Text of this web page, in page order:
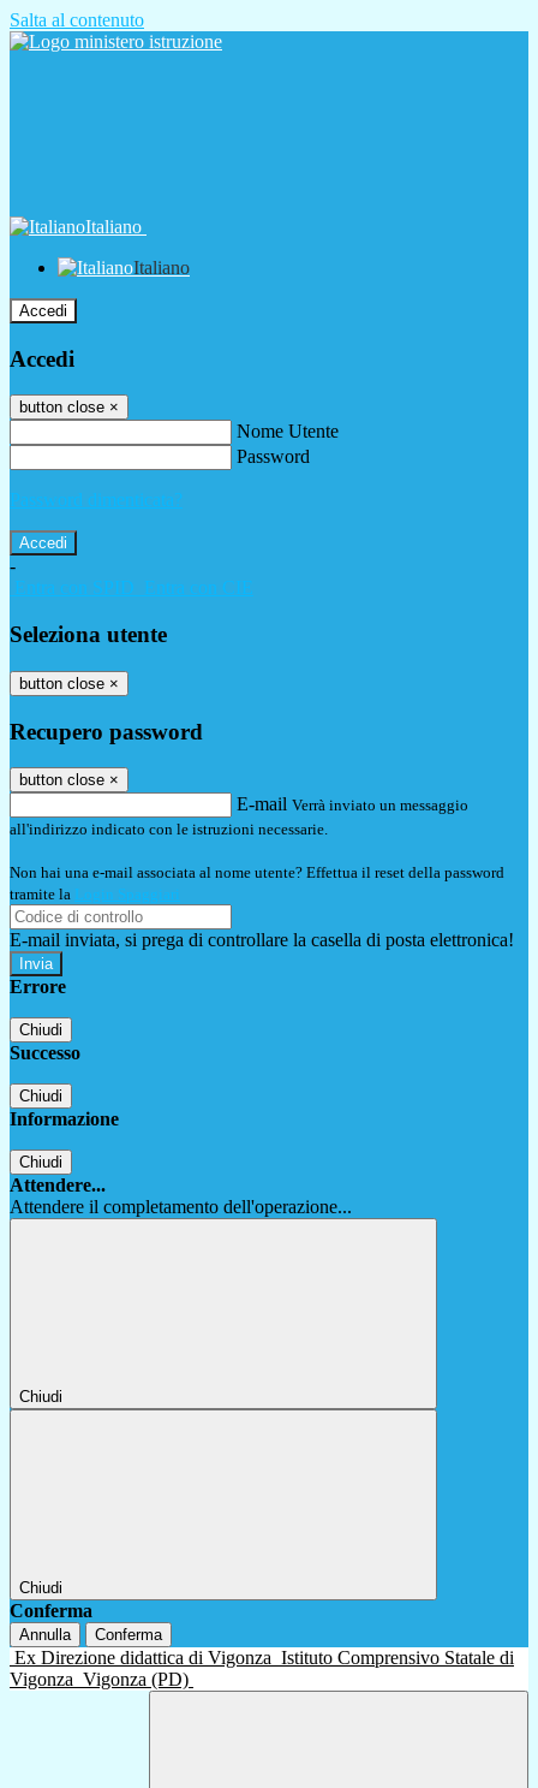
Salta al contenuto
Italiano
Italiano
Accedi
Accedi
button close ×
Nome Utente
Password
Password dimenticata?
-
Entra con SPID
Entra con CIE
Seleziona utente
button close ×
Recupero password
button close ×
E-mail Verrà inviato un messaggio
all'indirizzo indicato con le istruzioni necessarie.
Non hai una e-mail associata al nome utente? Effettua il reset della password
tramite la Login Spaggiari
E-mail inviata, si prega di controllare la casella di posta elettronica!
Errore
Chiudi
Successo
Chiudi
Informazione
Chiudi
Attendere...
Attendere il completamento dell'operazione...
Chiudi
Chiudi
Conferma
Annulla Conferma
Ex Direzione didattica di Vigonza Istituto Comprensivo Statale di
Vigonza Vigonza (PD)